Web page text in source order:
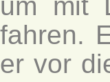
fahren.
er vor